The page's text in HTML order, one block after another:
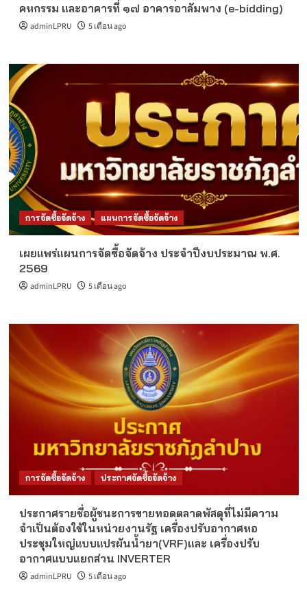
คหกรรม และอาคารที่ ๑๗ อาคารอาลัมพาง (e-bidding)
adminLPRU 5 เดือน ago
การจัดซื้อจัดจ้าง แผนการจัดซื้อจัดจ้าง
เผยแพร่แผนการจัดซื้อจัดจ้าง ประจำปีงบประมาณ พ.ศ.
2569
adminLPRU 5 เดือน ago
การจัดซื้อจัดจ้าง ประกาศจัดซื้อจัดจ้าง
ประกาศรายชื่อผู้ชนะการขายทอดตลาดพัสดุที่ไม่มีความ
จำเป็นต้องใช้ในหน่วยงานรัฐ เครื่องปรับอากาศหอ
ประชุมใหญ่แบบแปรผันน้ำยา(VRF)และ เครื่องปรับ
อากาศแบบแยกส่วน INVERTER
adminLPRU 5 เดือน ago